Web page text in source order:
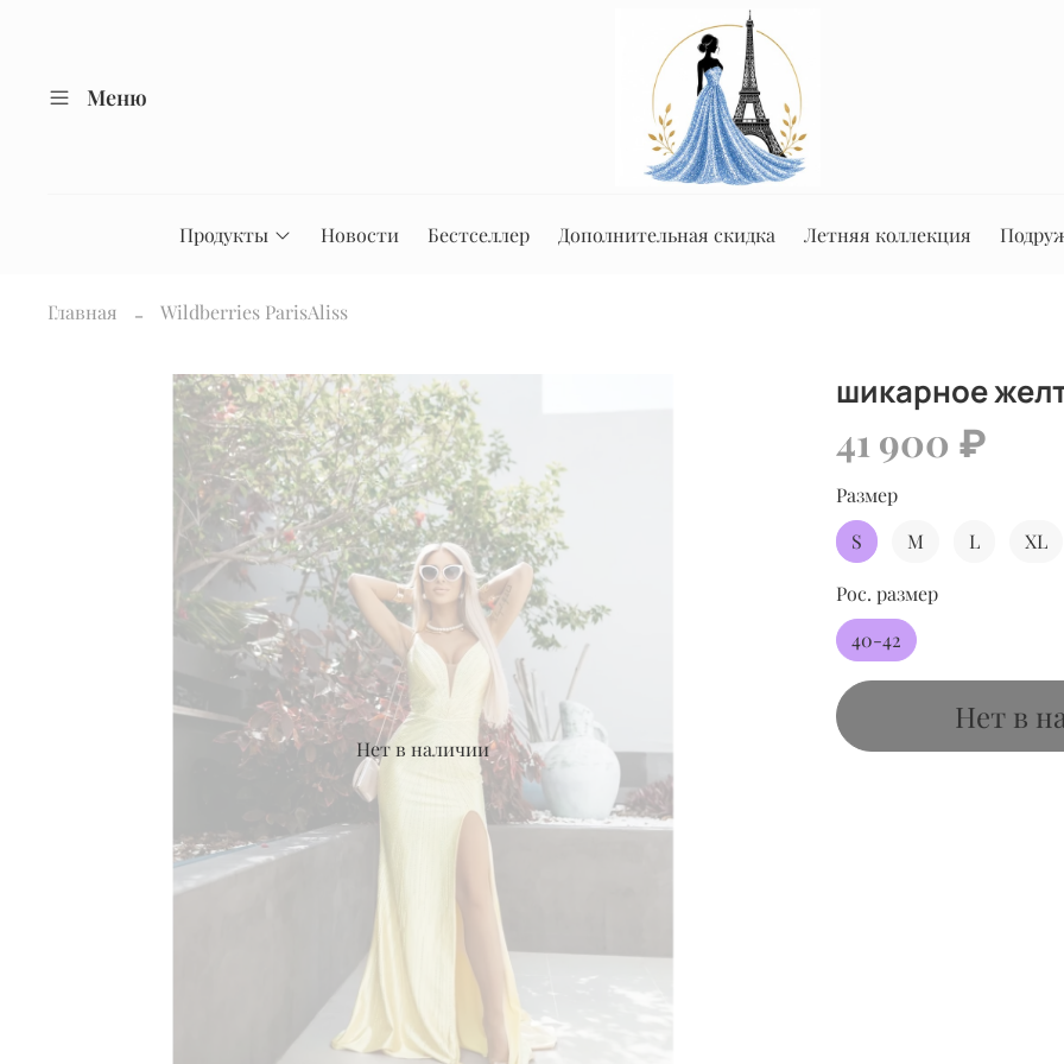
Меню
Продукты Новости Бестселлер Дополнительная скидка Летняя коллекция
Главная Wildberries ParisAliss
Нет в наличии
шикарное
41 900 ₽
Нет в
Размер
S
M L XL
Рос. размер
40-42